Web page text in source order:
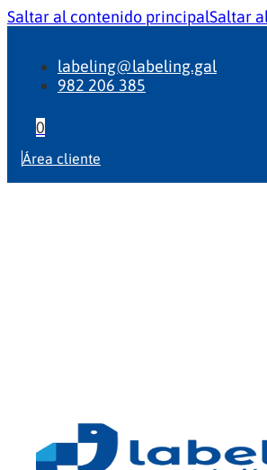
Saltar al contenido principalSaltar
labeling@labeling.gal
982 206 385
0
Área cliente